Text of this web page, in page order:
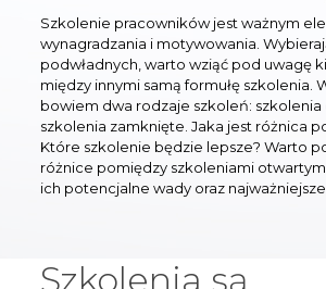
Szkolenie pracowników jest ważnym
wynagradzania i motywowania.
podwładnych, warto wziąć pod uwagę
między innymi samą formułę szkolenia.
bowiem dwa rodzaje szkoleń:
szkolenia zamknięte. Jaka jest różnica
Które szkolenie będzie lepsze? Warto
różnice pomiędzy szkoleniami
ich potencjalne wady oraz najważniejsze
Szkolenia są